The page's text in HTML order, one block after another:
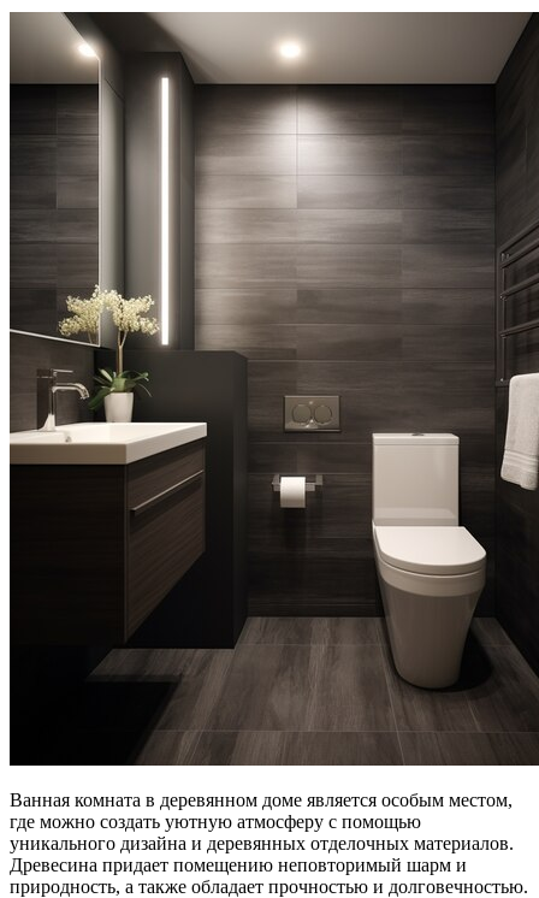
Ванная комната в деревянном доме является особым местом,
где можно создать уютную атмосферу с помощью
уникального дизайна и деревянных отделочных материалов.
Древесина придает помещению неповторимый шарм и
природность, а также обладает прочностью и долговечностью.